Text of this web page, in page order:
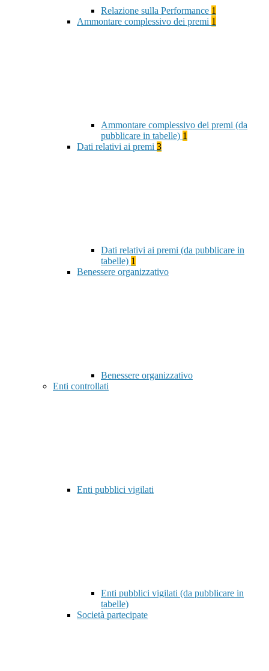
Relazione sulla Performance 1
Ammontare complessivo dei premi 1
Ammontare complessivo dei premi (da
pubblicare in tabelle) 1
Dati relativi ai premi 3
Dati relativi ai premi (da pubblicare in
tabelle) 1
Benessere organizzativo
Benessere organizzativo
Enti controllati
Enti pubblici vigilati
Enti pubblici vigilati (da pubblicare in
tabelle)
Società partecipate